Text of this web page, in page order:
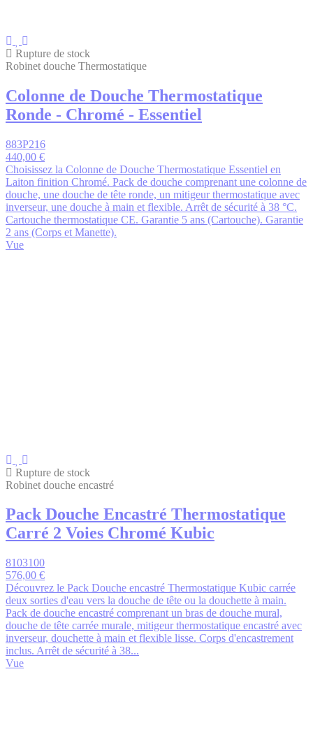
Rupture de stock
Robinet douche Thermostatique
Colonne de Douche Thermostatique
Ronde - Chromé - Essentiel
883P216
440,00 €
Choisissez la Colonne de Douche Thermostatique Essentiel en
Laiton finition Chromé. Pack de douche comprenant une colonne de
douche, une douche de tête ronde, un mitigeur thermostatique avec
inverseur, une douche à main et flexible. Arrêt de sécurité à 38 °C.
Cartouche thermostatique CE. Garantie 5 ans (Cartouche). Garantie
2 ans (Corps et Manette).
Vue
Rupture de stock
Robinet douche encastré
Pack Douche Encastré Thermostatique
Carré 2 Voies Chromé Kubic
8103100
576,00 €
Découvrez le Pack Douche encastré Thermostatique Kubic carrée
deux sorties d'eau vers la douche de tête ou la douchette à main.
Pack de douche encastré comprenant un bras de douche mural,
douche de tête carrée murale, mitigeur thermostatique encastré avec
inverseur, douchette à main et flexible lisse. Corps d'encastrement
inclus. Arrêt de sécurité à 38...
Vue